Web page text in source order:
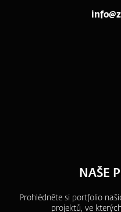
NAŠE
Prohlédněte si portfolio
projektů, ve